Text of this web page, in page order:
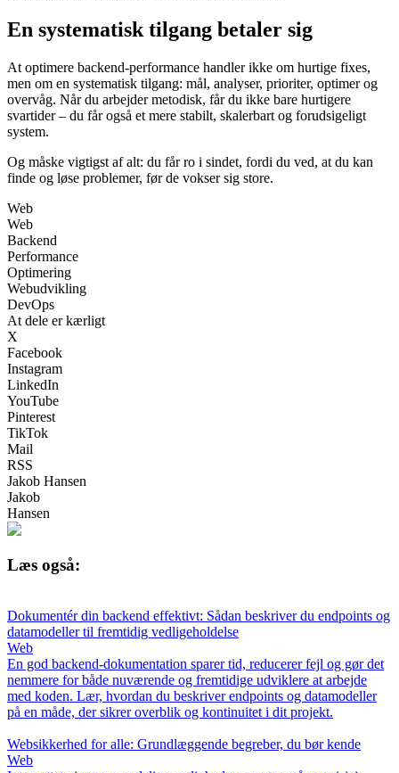
En systematisk tilgang betaler sig
At optimere backend-performance handler ikke om hurtige fixes,
men om en systematisk tilgang: mål, analyser, prioriter, optimer og
overvåg. Når du arbejder metodisk, får du ikke bare hurtigere
svartider – du får også et mere stabilt, skalerbart og forudsigeligt
system.
Og måske vigtigst af alt: du får ro i sindet, fordi du ved, at du kan
finde og løse problemer, før de vokser sig store.
Web
Web
Backend
Performance
Optimering
Webudvikling
DevOps
At dele er kærligt
X
Facebook
Instagram
LinkedIn
YouTube
Pinterest
TikTok
Mail
RSS
Jakob Hansen
Jakob
Hansen
Læs også:
Dokumentér din backend effektivt: Sådan beskriver du endpoints og
datamodeller til fremtidig vedligeholdelse
Web
En god backend-dokumentation sparer tid, reducerer fejl og gør det
nemmere for både nuværende og fremtidige udviklere at arbejde
med koden. Lær, hvordan du beskriver endpoints og datamodeller
på en måde, der sikrer overblik og kontinuitet i dit projekt.
Websikkerhed for alle: Grundlæggende begreber, du bør kende
Web